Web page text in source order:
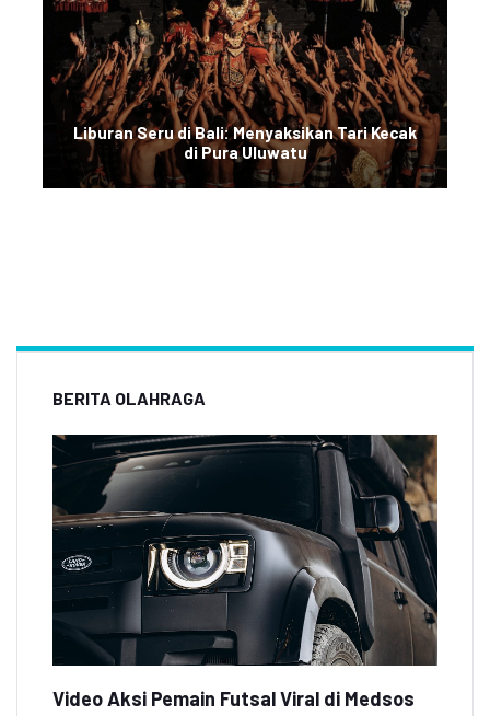
Liburan Seru di Bali: Menyaksikan Tari Kecak
di Pura Uluwatu
BERITA OLAHRAGA
Video Aksi Pemain Futsal Viral di Medsos